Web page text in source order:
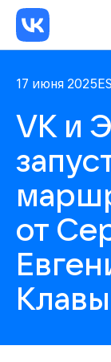
17 июня 2025
VK и
от